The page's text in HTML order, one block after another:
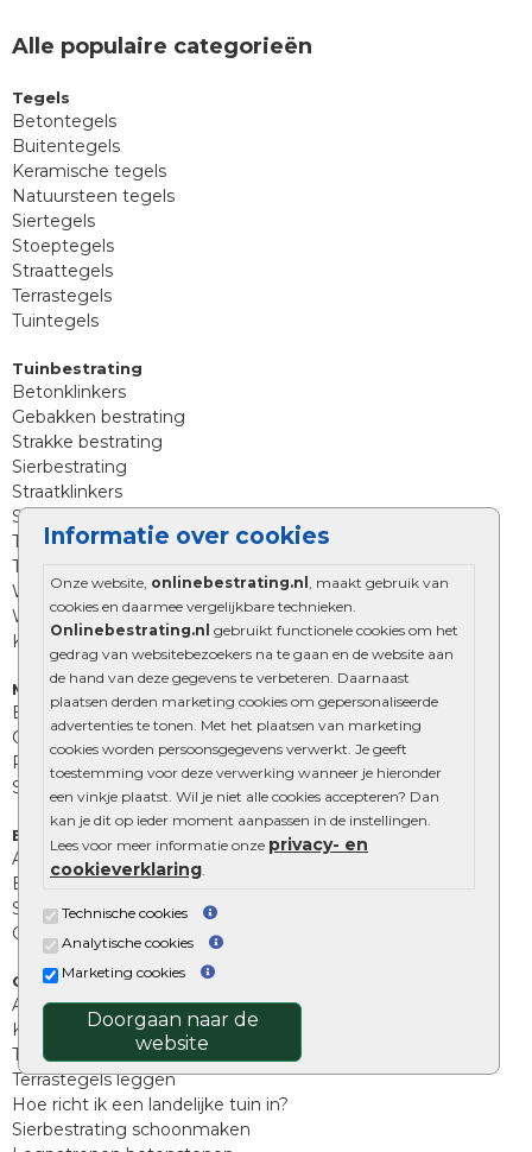
Informatie over cookies
Onze website, onlinebestrating.nl , maakt gebruik van
cookies en daarmee vergelijkbare technieken.
Onlinebestrating.nl gebruikt functionele cookies om het
gedrag van websitebezoekers na te gaan en de website aan
de hand van deze gegevens te verbeteren. Daarnaast
plaatsen derden marketing cookies om gepersonaliseerde
advertenties te tonen. Met het plaatsen van marketing
cookies worden persoonsgegevens verwerkt. Je geeft
toestemming voor deze verwerking wanneer je hieronder
een vinkje plaatst. Wil je niet alle cookies accepteren? Dan
kan je dit op ieder moment aanpassen in de instellingen.
Lees voor meer informatie onze privacy- en
cookieverklaring.
Technische cookies
Analytische cookies
Marketing cookies
Doorgaan naar de
website
Alle populaire categorieën
Tegels
Betontegels
Buitentegels
Keramische tegels
Natuursteen tegels
Siertegels
Stoeptegels
Straattegels
Terrastegels
Tuintegels
Tuinbestrating
Betonklinkers
Gebakken bestrating
Strakke bestrating
Sierbestrating
Straatklinkers
Straatstenen
Trommelstenen
Tuinstenen
Waalformaat
Wildverband bestrating
Kingstones
Muurelementen
Betonbielzen
Opsluitbanden
Palissades
Stapelblokken
Extra benodigdheden
Afwatering en diversen
Beplantings en betonelementen
Split, grind en zand
Oprit tegels
Overig
Aanbiedingen
Kunstgras
Tuintegels outlet
Terrastegels leggen
Hoe richt ik een landelijke tuin in?
Sierbestrating schoonmaken